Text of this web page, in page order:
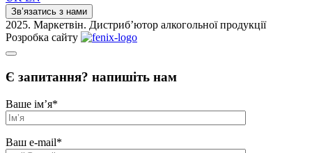
Зв’язатись з нами
2025. Маркетвін. Дистриб’ютор алкогольної продукції
Розробка сайту
Є запитання? напишіть нам
Ваше ім’я*
Ваш e-mail*